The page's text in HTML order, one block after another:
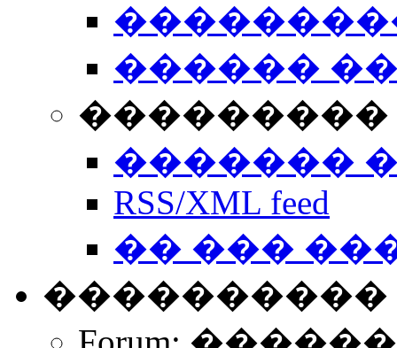
������
���������
�������
RSS/XML feed
�� ���
����������